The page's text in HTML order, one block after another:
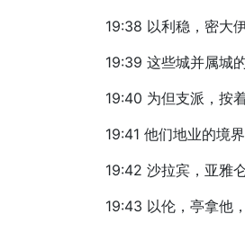
19:38 以利稳，密大
19:39 这些城并属城
19:40 为但支派，按
19:41 他们地业的境
19:42 沙拉宾，亚雅
19:43 以伦，亭拿他